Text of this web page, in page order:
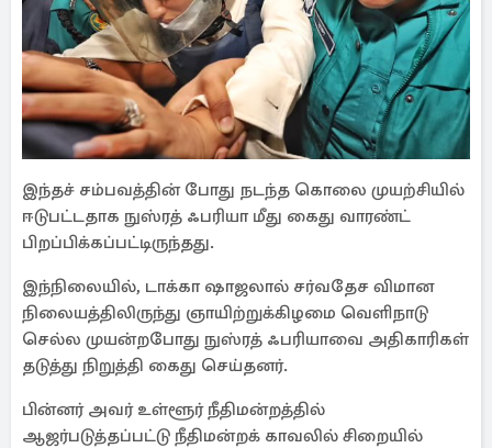
இந்தச் சம்பவத்தின் போது நடந்த கொலை முயற்சியில்
ஈடுபட்டதாக நுஸ்ரத் ஃபரியா மீது கைது வாரண்ட்
பிறப்பிக்கப்பட்டிருந்தது.
இந்நிலையில், டாக்கா ஷாஜலால் சர்வதேச விமான
நிலையத்திலிருந்து ஞாயிற்றுக்கிழமை வெளிநாடு
செல்ல முயன்றபோது நுஸ்ரத் ஃபரியாவை அதிகாரிகள்
தடுத்து நிறுத்தி கைது செய்தனர்.
பின்னர் அவர் உள்ளூர் நீதிமன்றத்தில்
ஆஜர்படுத்தப்பட்டு நீதிமன்றக் காவலில் சிறையில்